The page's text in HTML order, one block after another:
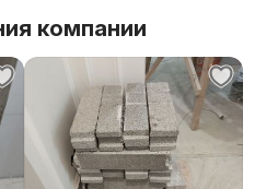
компании